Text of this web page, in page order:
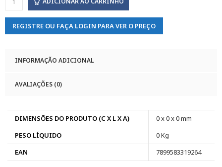
REGISTRE OU FAÇA LOGIN PARA VER O PREÇO
INFORMAÇÃO ADICIONAL
AVALIAÇÕES (0)
DIMENSÕES DO PRODUTO (C X L X A)
0 x 0 x 0 mm
PESO LÍQUIDO
0 Kg
EAN
7899583319264